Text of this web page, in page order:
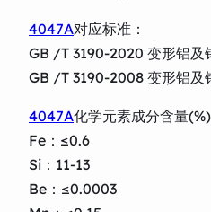
4047A对应标准：
GB /T 3190-2020 变形铝及
GB /T 3190-2008 变形铝及
4047A化学元素成分含量(%)
Fe：≤0.6
Si：11-13
Be：≤0.0003